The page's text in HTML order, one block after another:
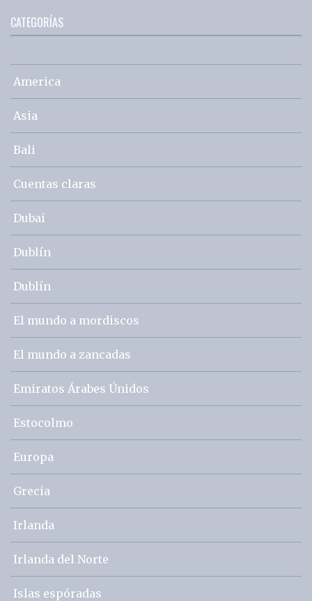
CATEGORÍAS
America
Asia
Bali
Cuentas claras
Dubai
Dublín
Dublín
El mundo a mordiscos
El mundo a zancadas
Emiratos Árabes Únidos
Estocolmo
Europa
Grecia
Irlanda
Irlanda del Norte
Islas espóradas